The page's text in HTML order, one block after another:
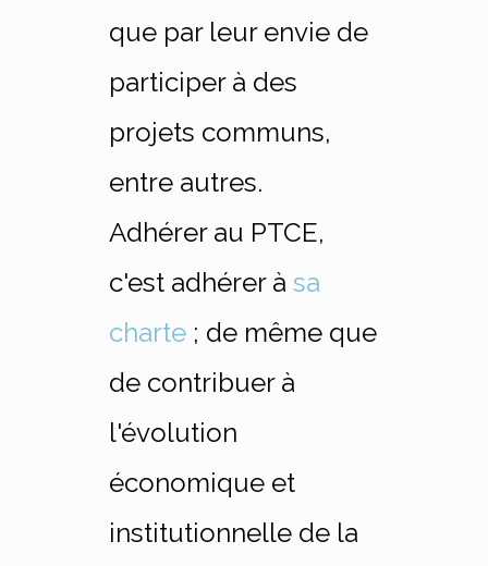
que par leur envie de
participer à des
projets communs,
entre autres.
Adhérer au PTCE,
c'est adhérer à sa
charte ; de même que
de contribuer à
l'évolution
économique et
institutionnelle de la